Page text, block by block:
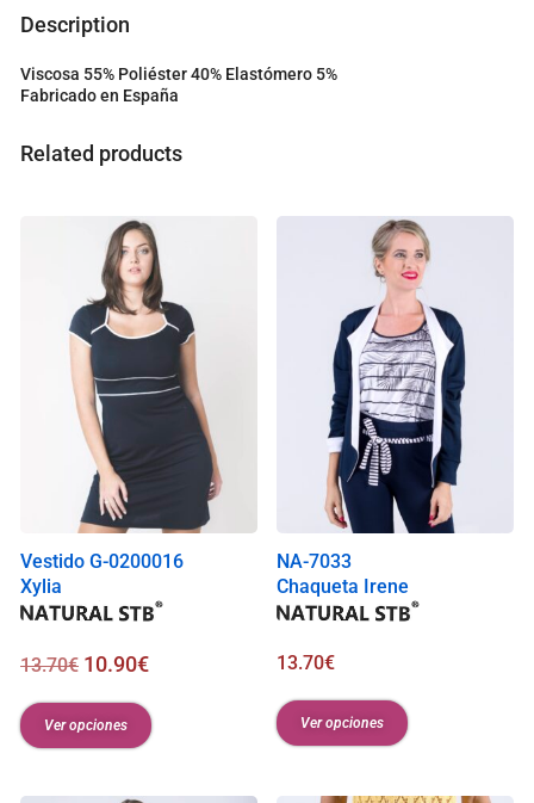
o
t
o
a
Description
Viscosa 55% Poliéster 40% Elastómero 5%
Fabricado en España
Related products
Vestido G-0200016
Xylia
13.70€ 10.90€
Ver opciones
NA-7033
Chaqueta Irene
13.70€
Ver opciones